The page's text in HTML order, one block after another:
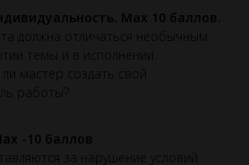
Max 10 баллов.
должна отличаться необычным
темы и в исполнении.
мастер создать свой
работы?
-10 баллов
за нарушение условий